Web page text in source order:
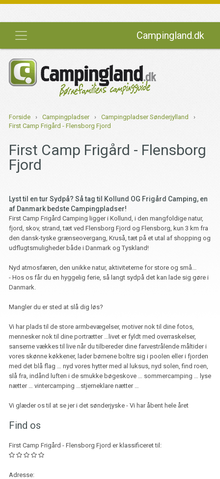
Campingland.dk
Forside › Campingpladser › Campingpladser Sønderjylland
›
First Camp Frigård - Flensborg Fjord
First Camp Frigård - Flensborg
Fjord
Lyst til en tur Sydpå? Så tag til Kollund OG Frigård Camping, en
af Danmark bedste Campingpladser!
First Camp Frigård Camping ligger i Kollund, i den mangfoldige natur,
fjord, skov, strand, tæt ved Flensborg Fjord og Flensborg, kun 3 km fra
den dansk-tyske grænseovergang, Kruså, tæt på et utal af shopping og
udflugtsmuligheder både i Danmark og Tyskland!
Nyd atmosfæren, den unikke natur, aktiviteterne for store og små...
- Hos os får du en hyggelig ferie, så langt sydpå det kan lade sig gøre i
Danmark.
Mangler du er sted at slå dig løs?
Vi har plads til de store armbevægelser, motiver nok til dine fotos,
mennesker nok til dine portrætter …livet er fyldt med overraskelser,
sanserne vækkes til live når du tilbereder dine farvestrålende måltider i
vores skønne køkkener, lader børnene boltre sig i poolen eller i fjorden
med det blå flag … nyd vores hytter med al luksus, nyd solen, find roen,
slå fra, indånd luften i de smukke bøgeskove … sommercamping … lyse
nætter … vintercamping …stjerneklare nætter …
Vi glæder os til at se jer i det sønderjyske - Vi har åbent hele året
Find os
First Camp Frigård - Flensborg Fjord er klassificeret til:
Adresse: